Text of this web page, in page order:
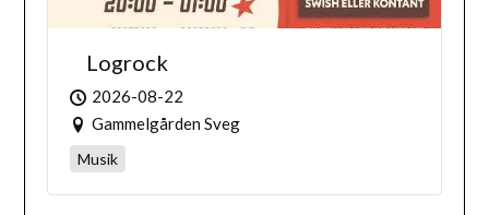
Logrock
2026-08-22
Gammelgården Sveg
Musik